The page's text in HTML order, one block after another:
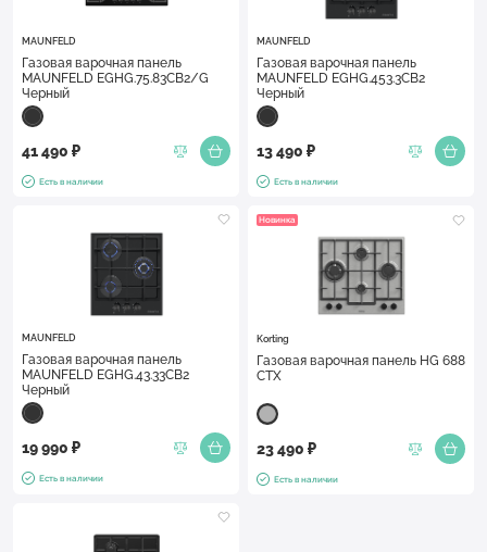
MAUNFELD
Газовая варочная панель
MAUNFELD EGHG.75.83CB2/G
Черный
41 490 ₽
Есть в наличии
MAUNFELD
Газовая варочная панель
MAUNFELD EGHG.453.3CB2
Черный
13 490 ₽
Есть в наличии
MAUNFELD
Газовая варочная панель
MAUNFELD EGHG.43.33CB2
Черный
19 990 ₽
Есть в наличии
Новинка
Korting
Газовая варочная панель HG 688
CTX
23 490 ₽
Есть в наличии